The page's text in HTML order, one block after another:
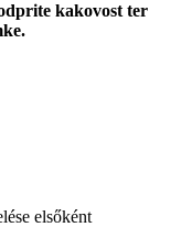
kakovost ter
elsőként